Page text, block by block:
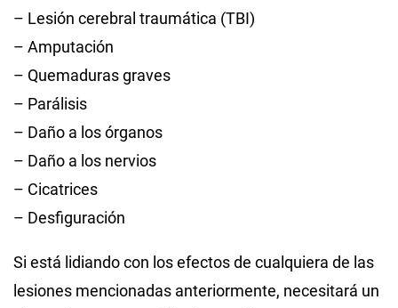
– Lesión cerebral traumática (TBI)
– Amputación
– Quemaduras graves
– Parálisis
– Daño a los órganos
– Daño a los nervios
– Cicatrices
– Desfiguración
Si está lidiando con los efectos de cualquiera de las
lesiones mencionadas anteriormente, necesitará un